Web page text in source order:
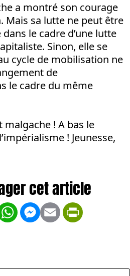
a montré son courage
Mais sa lutte ne peut être
le cadre d’une lutte
Sinon, elle se
cycle de mobilisation ne
de
le cadre du même
malgache ! A bas le
! Jeunesse,
X WhatsApp
Messenger
Email